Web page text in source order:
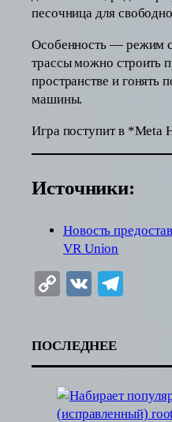
песочница для
Особенность — режим
трассы можно строить
пространстве и гонять
машины.
Игра поступит в *Meta
Источники:
Новость
VR Union
Copy
VK
ПОСЛЕДНЕЕ